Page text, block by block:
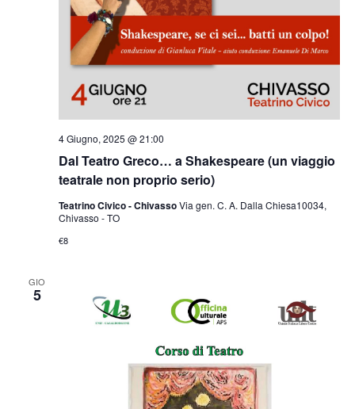
Dal Teatro Greco… a Shakespeare (un viaggio
teatrale non proprio serio)
4 Giugno, 2025 @ 21:00
Teatrino Civico - ChivassoVia gen. C. A. Dalla Chiesa10034,
Chivasso - TO
€8
GIO
5